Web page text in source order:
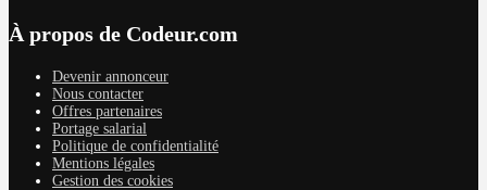
À propos de Codeur.com
Devenir annonceur
Nous contacter
Offres partenaires
Portage salarial
Politique de confidentialité
Mentions légales
Gestion des cookies